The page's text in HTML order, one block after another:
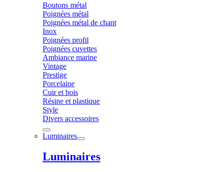
Boutons métal
Poignées métal
Poignées métal de chant
Inox
Poignées profil
Poignées cuvettes
Ambiance marine
Vintage
Prestige
Porcelaine
Cuir et bois
Résine et plastique
Style
Divers accessoires
Luminaires
Luminaires